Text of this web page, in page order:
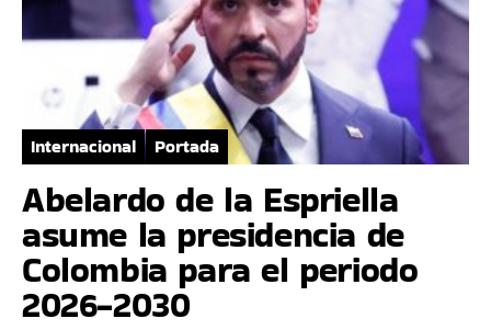
Internacional Portada
Abelardo de la Espriella
asume la presidencia de
Colombia para el periodo
2026-2030